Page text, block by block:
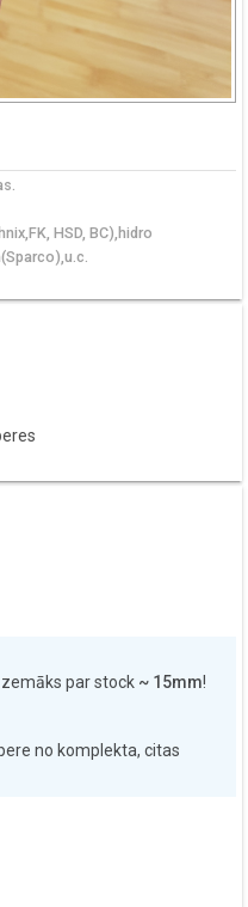
HSD, BC),hidro
par stock ~ 15mm!
no komplekta, citas